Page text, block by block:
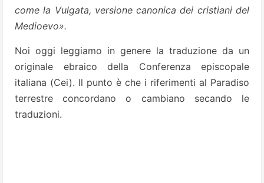
come la Vulgata, versione canonica dei cristiani del
Medioevo».
Noi oggi leggiamo in genere la traduzione da un
originale ebraico della Conferenza episcopale
italiana (Cei). Il punto è che i riferimenti al Paradiso
terrestre concordano o cambiano secando le
traduzioni.